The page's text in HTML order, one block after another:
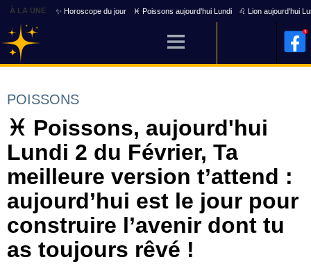
À LA UNE ✨ Horoscope du jour ♓ Poissons aujourd'hui Lundi ♌ Lion aujourd'hui
POISSONS
♓ Poissons, aujourd'hui
Lundi 2 du Février, Ta
meilleure version t’attend :
aujourd’hui est le jour pour
construire l’avenir dont tu
as toujours rêvé !